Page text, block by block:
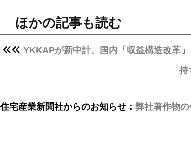
ほかの記事も読む
YKKAPが新中計、国内「収益構造改革
持
住宅産業新聞社からのお知らせ： 弊社著作物